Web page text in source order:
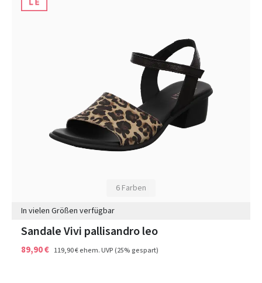
6 Farben
In vielen Größen verfügbar
Sandale Vivi pallisandro leo
89,90 € 119,90 €ehem. UVP(25% gespart)